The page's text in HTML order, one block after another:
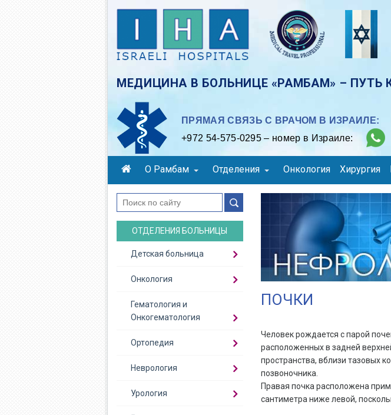
content
МЕДИЦИНА В БОЛЬНИЦЕ «РАМБАМ» – ПУТЬ
ПРЯМАЯ СВЯЗЬ С ВРАЧОМ В ИЗРАИЛЕ:
+972 54-575-0295 – номер в Израиле:
О Рамбам Отделения Онкология Хирургия
ПОЧКИ
Человек рождается с парой
расположенных в задней
пространства, вблизи тазовых
позвоночника.
Правая почка расположена
сантиметра ниже левой,
поиск
ОТДЕЛЕНИЯ БОЛЬНИЦЫ
Детская больница
Онкология
Гематология и
Онкогематология
Ортопедия
Неврология
Урология